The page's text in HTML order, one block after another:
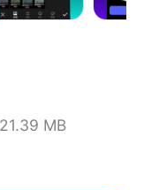
、P图、照片编
镜、漫画风、抽
景分离、图层处
21.39 MB